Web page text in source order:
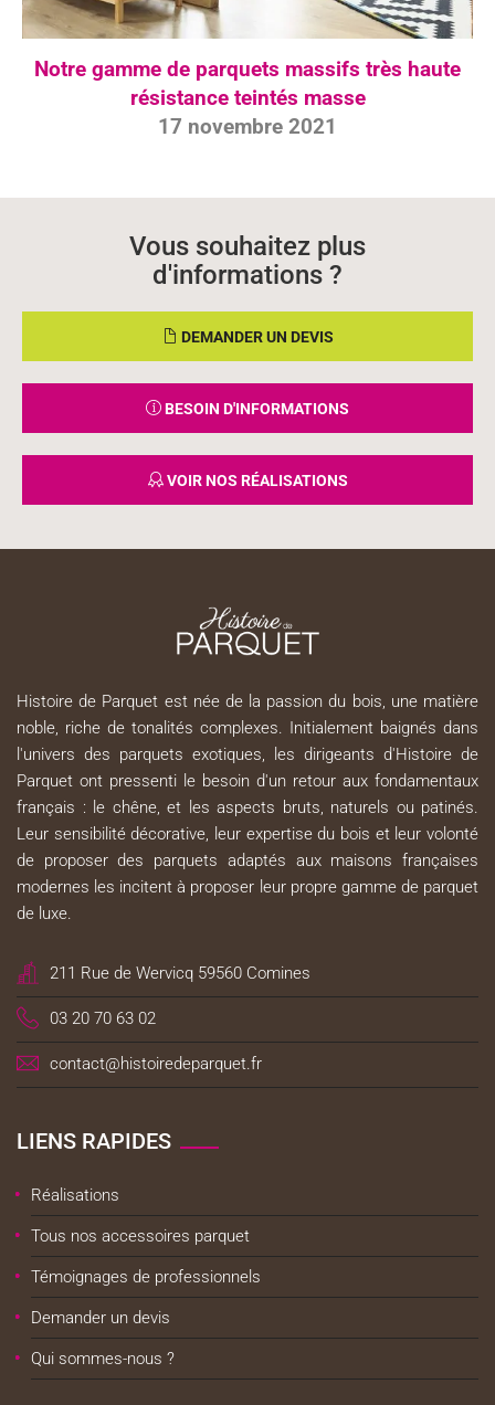
Notre gamme de parquets massifs très haute
résistance teintés masse
17 novembre 2021
Vous souhaitez plus
d'informations ?
DEMANDER UN DEVIS
BESOIN D'INFORMATIONS
VOIR NOS RÉALISATIONS
Histoire de Parquet est née de la passion du bois, une matière
noble, riche de tonalités complexes. Initialement baignés dans
l'univers des parquets exotiques, les dirigeants d'Histoire de
Parquet ont pressenti le besoin d'un retour aux fondamentaux
français : le chêne, et les aspects bruts, naturels ou patinés.
Leur sensibilité décorative, leur expertise du bois et leur volonté
de proposer des parquets adaptés aux maisons françaises
modernes les incitent à proposer leur propre gamme de parquet
de luxe.
211 Rue de Wervicq 59560 Comines
03 20 70 63 02
contact@histoiredeparquet.fr
LIENS RAPIDES
Réalisations
Tous nos accessoires parquet
Témoignages de professionnels
Demander un devis
Qui sommes-nous ?